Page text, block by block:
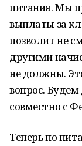
питания. Мы
выплаты за
позволит не
другими
не должны.
вопрос. Будем
совместно с
Теперь по